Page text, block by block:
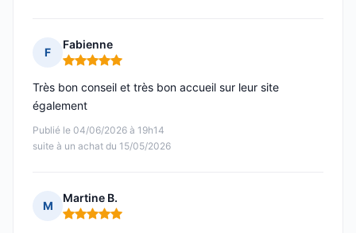
F
Fabienne
Note : 5 sur 5
Publié le 04/06/2026 à 19h14
suite à un achat du 15/05/2026
Très bon conseil et très bon accueil sur leur site
également
M
Martine B.
Note : 5 sur 5